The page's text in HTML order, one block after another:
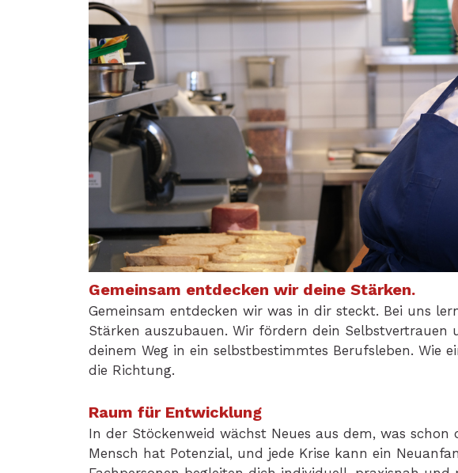
Gemeinsam entdecken wir deine Stärken.
Gemeinsam entdecken wir was in dir steckt. Bei uns
Stärken auszubauen. Wir fördern dein Selbstvertrauen
deinem Weg in ein selbstbestimmtes Berufsleben. Wie
die Richtung.
Raum für Entwicklung
In der Stöckenweid wächst Neues aus dem, was schon
Mensch hat Potenzial, und jede Krise kann ein